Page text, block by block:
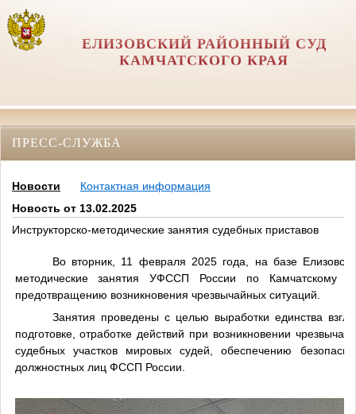
ЕЛИЗОВСКИЙ РАЙОННЫЙ СУД
КАМЧАТСКОГО КРАЯ
ПРЕСС-СЛУЖБА
Новости
Контактная информация
Новость от 13.02.2025
Инструкторско-методические занятия судебных приставов
Во вторник, 11 февраля 2025 года, на базе
методические занятия УФССП России по Камчатскому
предотвращению возникновения чрезвычайных ситуаций.
Занятия проведены с целью выработки единства
подготовке, отработке действий при возникновении
судебных участков мировых судей, обеспечению
должностных лиц ФССП России.